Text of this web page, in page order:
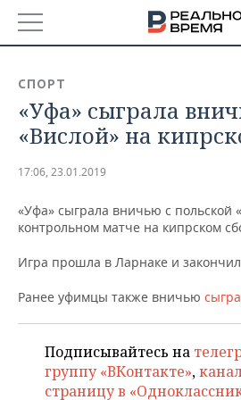
БАШКОРТОСТАН
ТАТАРСТАН
НОВОСТИ
АНАЛИТИКА
ДЕКЛАРАЦИИ О ДОХОДАХ
КОРОЛИ ГОСЗАКАЗА ПФО
ВУЗЫ ТАТАРСТАНА
КОМУ ПРИНАДЛЕЖАТ
ТОРГОВЫЕ ЦЕНТРЫ
ТАТАРСТАНА
НОВОСТИ ЭКОНОМИКИ
ФИНАНСЫ
БАНКИ
БЮДЖЕТ
ИНВЕСТИЦИИ
ПРОМЫШЛЕННОСТЬ
НОВОСТИ
АГРОПРОМ
МАШИНОСТРОЕНИЕ
НЕДВИЖИМОСТЬ
НОВОСТИ НЕДВИЖИМОСТИ
НОВОСТИ АВТО
БИЗНЕС
НОВОСТИ БИЗНЕСА
ТЕХНОЛОГИИ
СПОРТ
«Уфа» сыграла
«Вислой» на
17:06, 23.01.2019
«Уфа» сыграла вничью с польской
контрольном матче на кипрском
Игра прошла в Ларнаке и
Ранее уфимцы также вничью
Подписывайтесь на
группу «ВКонтакте»,
страницу в